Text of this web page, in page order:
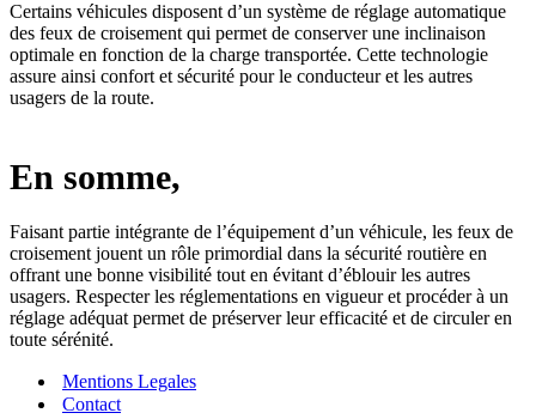
Certains véhicules disposent d’un système de réglage automatique
des feux de croisement qui permet de conserver une inclinaison
optimale en fonction de la charge transportée. Cette technologie
assure ainsi confort et sécurité pour le conducteur et les autres
usagers de la route.
En somme,
Faisant partie intégrante de l’équipement d’un véhicule, les feux de
croisement jouent un rôle primordial dans la sécurité routière en
offrant une bonne visibilité tout en évitant d’éblouir les autres
usagers. Respecter les réglementations en vigueur et procéder à un
réglage adéquat permet de préserver leur efficacité et de circuler en
toute sérénité.
Mentions Legales
Contact